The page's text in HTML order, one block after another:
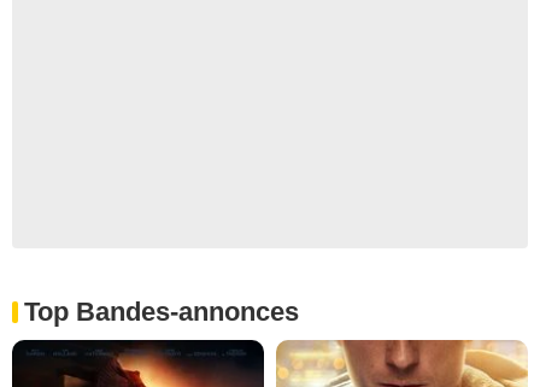
Top Bandes-annonces